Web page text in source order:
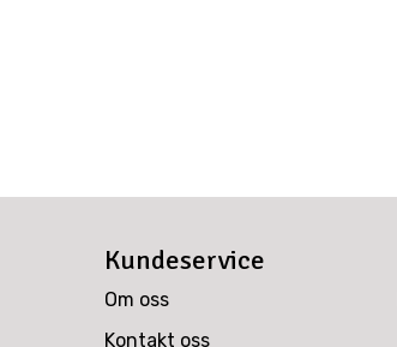
Kundeservice
Om oss
Kontakt oss